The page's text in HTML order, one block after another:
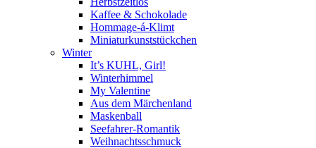
Kaffee & Schokolade
Hommage-á-Klimt
Miniaturkunststückchen
Winter
It’s KUHL, Girl!
Winterhimmel
My Valentine
Aus dem Märchenland
Maskenball
Seefahrer-Romantik
Weihnachtsschmuck